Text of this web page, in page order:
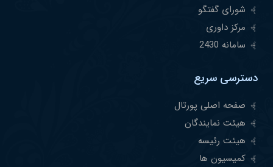
شورای گفتگو
مرکز داوری
سامانه 2430
دسترسی سریع
صفحه اصلی پورتال
هیئت نمایندگان
هیئت رئیسه
کمیسیون ها